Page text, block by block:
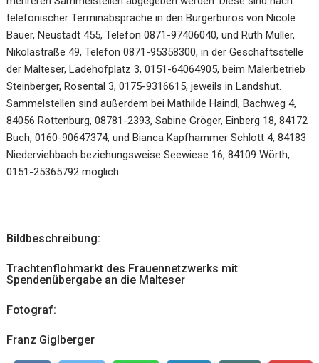
telefonischer Terminabsprache in den Bürgerbüros von Nicole
Bauer, Neustadt 455, Telefon 0871-97406040, und Ruth Müller,
Nikolastraße 49, Telefon 0871-95358300, in der Geschäftsstelle
der Malteser, Ladehofplatz 3, 0151-64064905, beim Malerbetrieb
Steinberger, Rosental 3, 0175-9316615, jeweils in Landshut.
Sammelstellen sind außerdem bei Mathilde Haindl, Bachweg 4,
84056 Rottenburg, 08781-2393, Sabine Gröger, Einberg 18, 84172
Buch, 0160-90647374, und Bianca Kapfhammer Schlott 4, 84183
Niederviehbach beziehungsweise Seewiese 16, 84109 Wörth,
0151-25365792 möglich.
Bildbeschreibung:
Trachtenflohmarkt des Frauennetzwerks mit
Spendenübergabe an die Malteser
Fotograf:
Franz Giglberger